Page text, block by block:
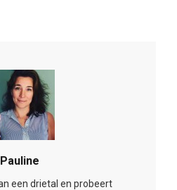
Pauline
een drietal en probeert